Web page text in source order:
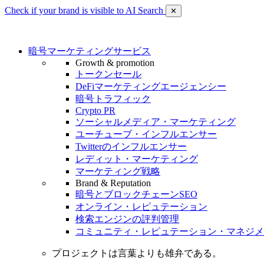
Check if your brand is visible to AI Search ✕
暗号マーケティングサービス
Growth & promotion
トークンセール
DeFiマーケティングエージェンシー
暗号トラフィック
Crypto PR
ソーシャルメディア・マーケティング
ユーチューブ・インフルエンサー
Twitterのインフルエンサー
レディット・マーケティング
マーケティング戦略
Brand & Reputation
暗号とブロックチェーンSEO
オンライン・レピュテーション
検索エンジンの評判管理
コミュニティ・レピュテーション・マネジ
プロジェクトは言葉よりも雄弁である。